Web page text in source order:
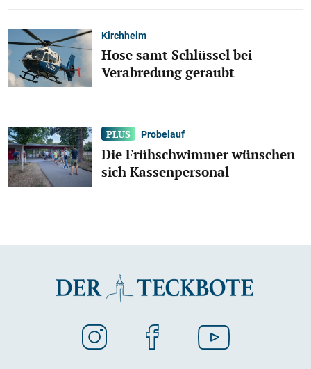
Kirchheim
Hose samt Schlüssel bei
Verabredung geraubt
Probelauf
Die Frühschwimmer wünschen
sich Kassenpersonal